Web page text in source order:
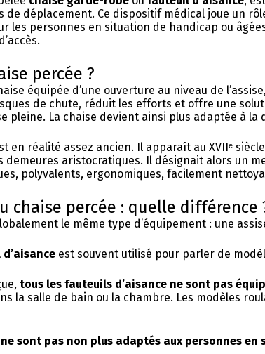
déplacement. Ce dispositif médical joue un
les personnes en situation de handicap ou
percée ?
équipée d’une ouverture au niveau de
de chute, réduit les efforts et offre une
pleine. La chaise devient ainsi plus adaptée à la
en réalité assez ancien. Il apparaît au XVIIᵉ
aristocratiques. Il désignait alors un
polyvalents, ergonomiques, facilement
chaise percée : quelle différence
le même type d’équipement : une
est souvent utilisé pour parler de
tous les fauteuils d’aisance ne sont pas
la salle de bain ou la chambre. Les modèles
sont pas non plus adaptés aux personnes